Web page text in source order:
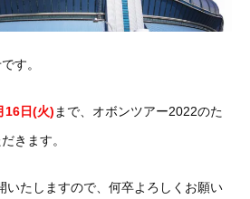
す。
16日(火) まで、オボンツアー2022のた
きます。
いたしますので、何卒よろしくお願い